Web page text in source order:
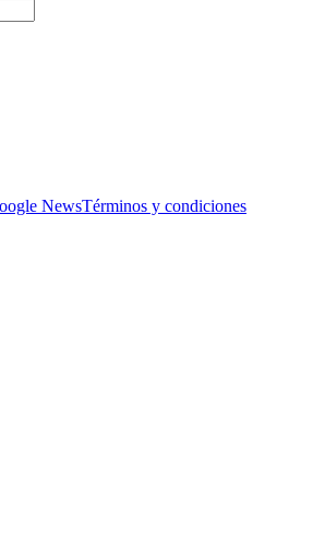
NewsTérminos y condiciones